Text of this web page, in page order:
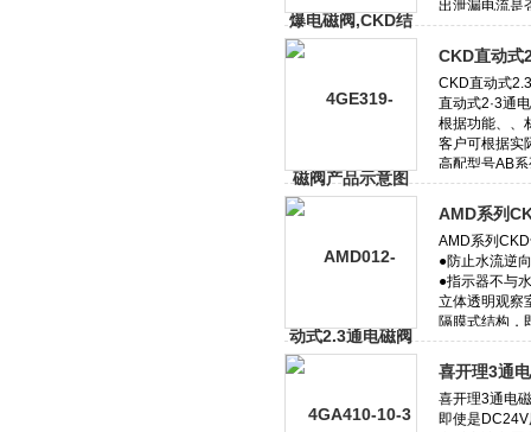
CKD直动式
AMD系列
喜开理3通